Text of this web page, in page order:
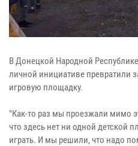
В Донецкой Народной
личной инициативе превратили
игровую площадку.
"Как-то раз мы проезжали мимо
что здесь нет ни одной детской
играть. И мы решили, что надо